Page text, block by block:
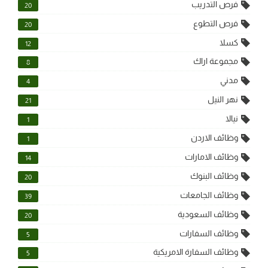
فرص التدريب 20
فرص التطوع 20
كسلا 12
مجموعة اراك 8
مدني 4
نهر النيل 21
نيالا 1
وظائف الاردن 1
وظائف الامارات 14
وظائف البنوك 20
وظائف الجامعات 39
وظائف السعودية 20
وظائف السفارات 5
وظائف السفارة الامريكية 5